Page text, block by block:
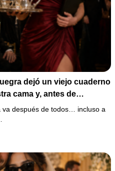
dejó un viejo cuaderno
cama y, antes de
todos deben cumplir
va después de todos… incluso a